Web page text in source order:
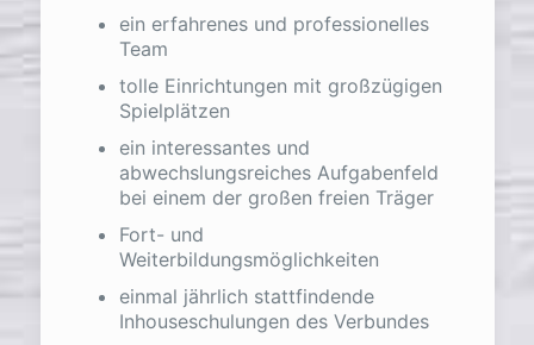
ein erfahrenes und professionelles
Team
tolle Einrichtungen mit großzügigen
Spielplätzen
ein interessantes und
abwechslungsreiches Aufgabenfeld
bei einem der großen freien Träger
Fort- und
Weiterbildungsmöglichkeiten
einmal jährlich stattfindende
Inhouseschulungen des Verbundes